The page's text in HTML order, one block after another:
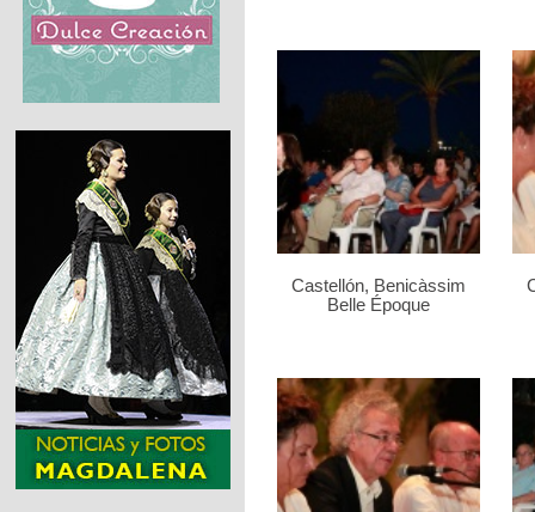
Castellón, Benicàssim
Belle Époque